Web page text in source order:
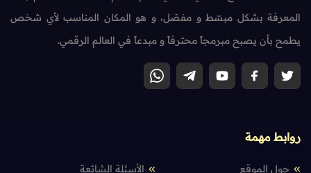
المعرفة بشكل مبسّط و مفصّل، و هو المكان المناسب لأي شخص
يطمح بأن يصبح مبرمجاً محترفاً و مبدعاً في العالم الرقمي.
روابط مهمة
حول الموقع الأسئلة الشائعة